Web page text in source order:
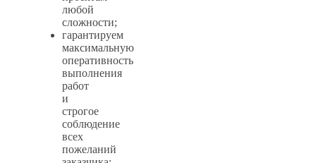
любой
сложности;
гарантируем
максимальную
оперативность
выполнения
работ
и
строгое
соблюдение
всех
пожеланий